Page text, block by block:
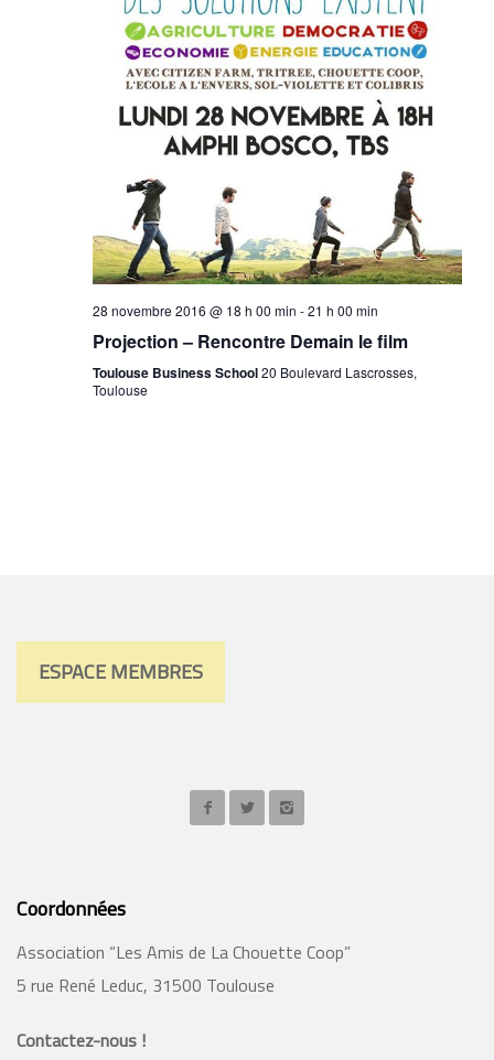
28 novembre 2016 @ 18 h 00 min -21 h 00 min
Projection – Rencontre Demain le film
Toulouse Business School20 Boulevard Lascrosses,
Toulouse
ESPACE MEMBRES
Coordonnées
Association “Les Amis de La Chouette Coop”
5 rue René Leduc, 31500 Toulouse
Contactez-nous !